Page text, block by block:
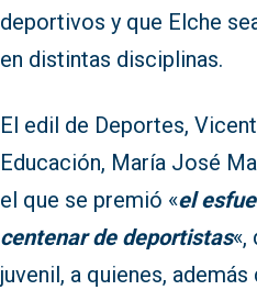
deportivos y que Elche
en distintas disciplinas.
El edil de Deportes,
Educación, María José
el que se premió «el
centenar de deportistas«,
juvenil, a quienes,